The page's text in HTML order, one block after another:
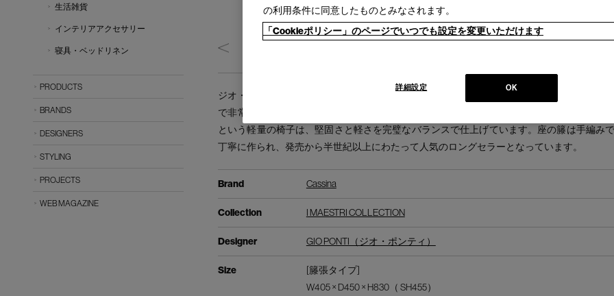
ジオ・ポンティによってデザインされたアームレスチェア。1952年から開発が始まり、1957
で非常に長い歳月がかかりました。極限まで削ぎ落とされた幅18mmの三角形フレームと、
という軽量の椅子は、堅固さと軽さを完璧なバランスで仕上げています。座の籐は手編み
丁寧に作られ、発売から半世紀以上にわたって人気のロングセラーとなっています。
Brand Cassina
Collection I MAESTRI COLLECTION
Designer GIO PONTI（ジオ・ポンティ）
Size
[籐張タイプ]
W405 × D450 × H830（ SH455）
生活雑貨
インテリアアクセサリー
寝具・ベッドリネン
PRODUCTS
BRANDS
DESIGNERS
STYLING
PROJECTS
WEB MAGAZINE
の利用条件に同意したものとみなされます。
「Cookieポリシー」のページでいつでも設定を変更いただけます
OK
詳細設定